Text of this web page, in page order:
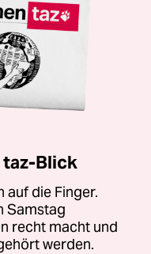
taz-Blick
auf die Finger.
Samstag
recht macht und
werden.